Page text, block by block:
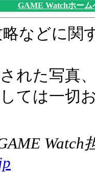
GAME Watchホーム
などに関
れた写真
ては一切
Watch